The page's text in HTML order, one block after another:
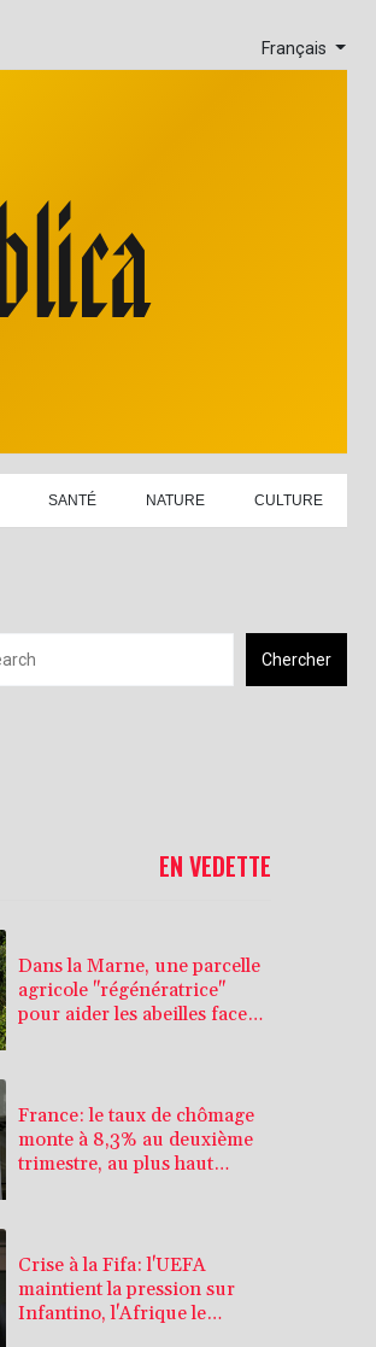
Français
SANTÉ NATURE CULTURE
Chercher
EN VEDETTE
Dans la Marne, une parcelle
agricole "régénératrice"
pour aider les abeilles face
France: le taux de chômage
monte à 8,3% au deuxième
trimestre, au plus haut
Crise à la Fifa: l'UEFA
maintient la pression sur
Infantino, l'Afrique le